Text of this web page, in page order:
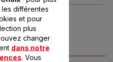
différentes
et pour
plus
changer
dans notre
. Vous